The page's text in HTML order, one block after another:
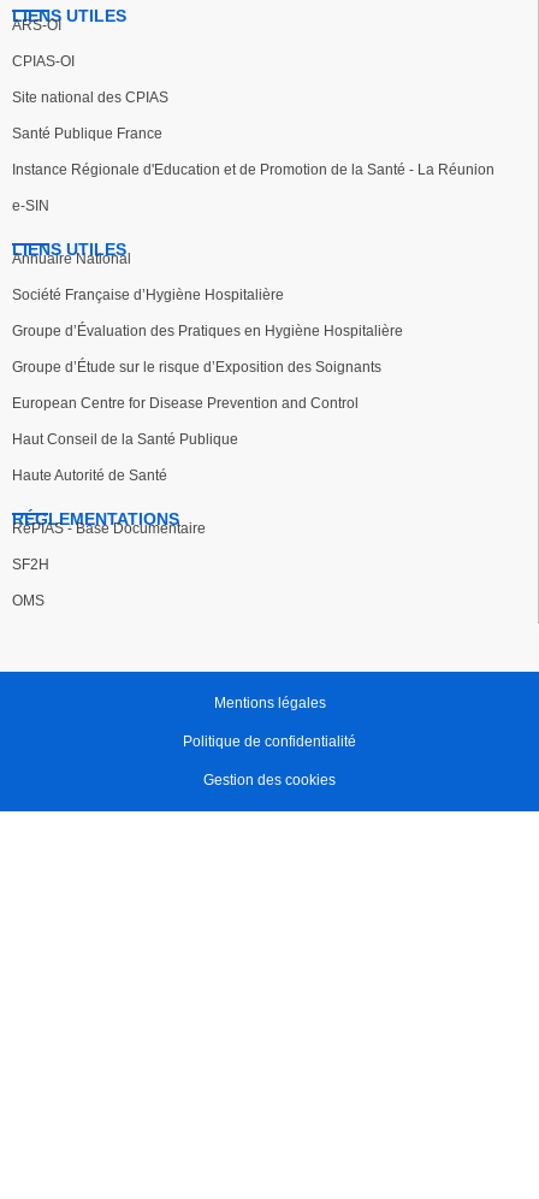
LIENS UTILES
ARS-OI
CPIAS-OI
Site national des CPIAS
Santé Publique France
Instance Régionale d'Education et de Promotion de la Santé - La Réunion
e-SIN
LIENS UTILES
Annuaire National
Société Française d’Hygiène Hospitalière
Groupe d’Évaluation des Pratiques en Hygiène Hospitalière
Groupe d’Étude sur le risque d’Exposition des Soignants
European Centre for Disease Prevention and Control
Haut Conseil de la Santé Publique
Haute Autorité de Santé
RÉGLEMENTATIONS
RéPIAS - Base Documentaire
SF2H
OMS
Mentions légales
Politique de confidentialité
Gestion des cookies